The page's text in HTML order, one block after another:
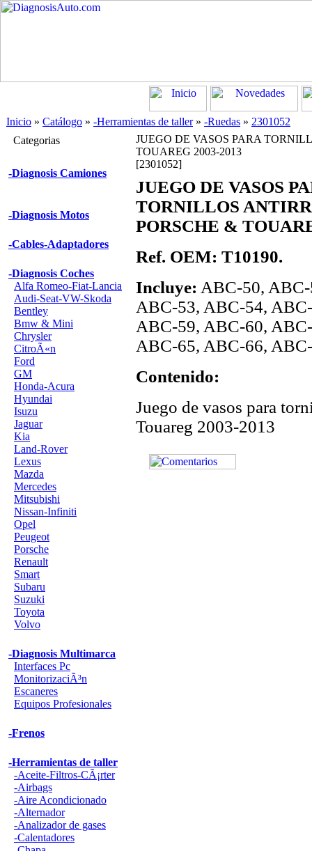
Inicio » Catálogo » -Herramientas de taller» -Ruedas » 2301052
Categorias
-Diagnosis Camiones
-Diagnosis Motos
-Cables-Adaptadores
-Diagnosis Coches
Alfa Romeo-Fiat-Lancia
Audi-Seat-VW-Skoda
Bentley
Bmw & Mini
Chrysler
CitroÃ«n
Ford
GM
Honda-Acura
Hyundai
Isuzu
Jaguar
Kia
Land-Rover
Lexus
Mazda
Mercedes
Mitsubishi
Nissan-Infiniti
Opel
Peugeot
Porsche
Renault
Smart
Subaru
Suzuki
Toyota
Volvo
-Diagnosis Multimarca
Interfaces Pc
MonitorizaciÃ³n
Escaneres
Equipos Profesionales
-Frenos
-Herramientas de taller
-Aceite-Filtros-CÃ¡rter
-Airbags
-Aire Acondicionado
-Alternador
-Analizador de gases
-Calentadores
JUEGO DE VASOS PARA
TOUAREG 2003-2013
[2301052]
JUEGO DE VASOS
TORNILLOS
PORSCHE &
Ref. OEM: T10190.
Incluye: ABC-50,
ABC-53, ABC-54,
ABC-59, ABC-60,
ABC-65, ABC-66,
Contenido:
Juego de vasos para
Touareg 2003-2013